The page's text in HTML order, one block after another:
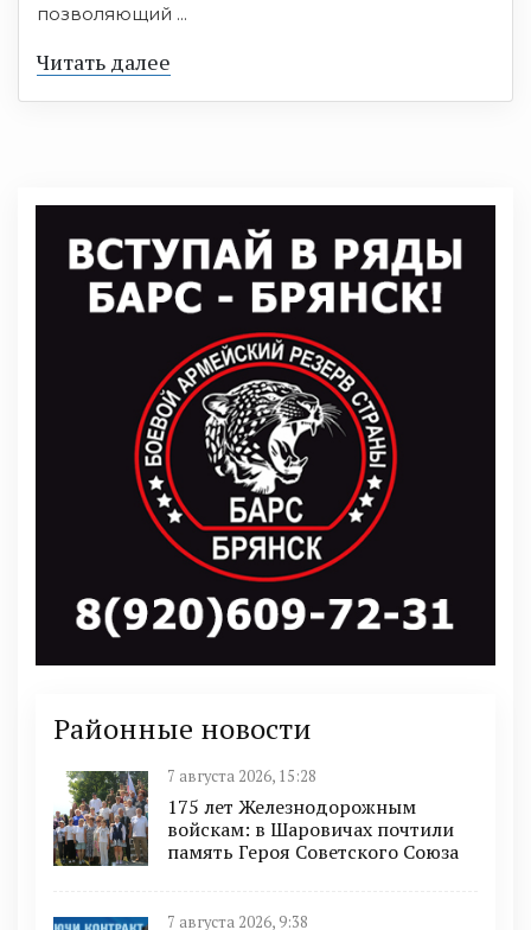
позволяющий ...
Читать далее
Районные новости
7 августа 2026, 15:28
175 лет Железнодорожным
войскам: в Шаровичах почтили
память Героя Советского Союза
7 августа 2026, 9:38